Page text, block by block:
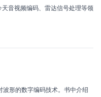
音视频编码、雷达信号处理等领
形的数字编码技术。书中介绍